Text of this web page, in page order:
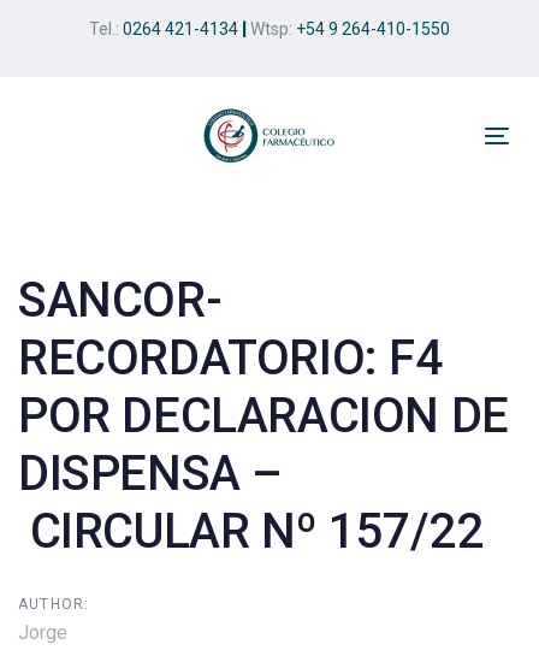
Tel.: 0264 421-4134 Wtsp: +54 9 264-410-1550
SANCOR-
RECORDATORIO: F4
POR DECLARACION DE
DISPENSA –
CIRCULAR Nº 157/22
AUTHOR:
Jorge
navigation